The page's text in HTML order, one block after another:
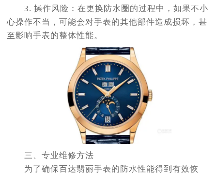
3. 操作风险：在更换防水圈的过程中，如果不小
心操作不当，可能会对手表的其他部件造成损坏，甚
至影响手表的整体性能。
三、专业维修方法
为了确保百达翡丽手表的防水性能得到有效恢